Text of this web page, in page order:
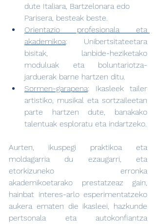
dute Italiara, Bartzelonara edo
Parisera, besteak beste.
Orientazio profesionala eta
akademikoa: Unibertsitateetara
bisitak, lanbide-heziketako
moduluak eta boluntariotza-
jarduerak barne hartzen ditu.
Sormen-garapena: Ikasleek tailer
artistiko, musikal eta sortzaileetan
parte hartzen dute, banakako
talentuak esploratu eta indartzeko.
Aurten, ikuspegi praktikoa eta
moldagarria du ezaugarri, eta
etorkizuneko erronka
akademikoetarako prestatzeaz gain,
hainbat interes-arlo esperimentatzeko
aukera ematen die ikasleei, hazkunde
pertsonala eta autokonfiantza